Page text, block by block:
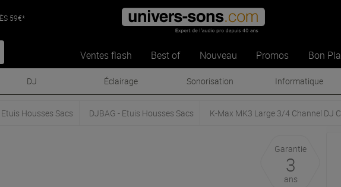
59€*
Ventes flash Best of Nouveau Promos Bon
DJ Éclairage Sonorisation Informatique
Etuis Housses Sacs DJBAG - Etuis Housses Sacs K-Max MK3 Large 3/4 Channel DJ
Garantie
3
ans